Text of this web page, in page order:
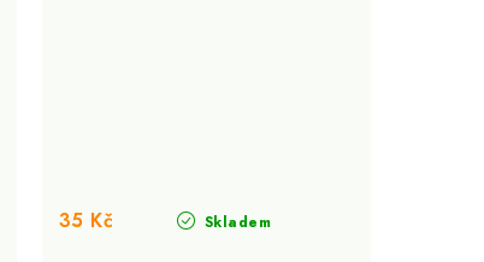
Skladem
35 Kč